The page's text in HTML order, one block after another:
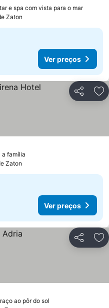
e spa com vista para o marVer
Zaton
Ver preços
Partilhar
a família
Zaton
Ver preços
Partilhar
ao pôr do sol